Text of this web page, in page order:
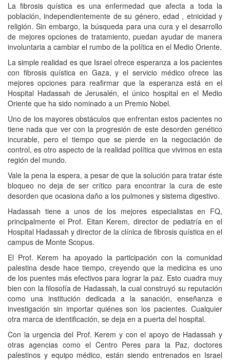
La fibrosis quística es una enfermedad que afecta a toda la
población, independientemente de su género, edad , etnicidad y
religión. Sin embargo, la búsqueda para una cura y el desarrollo
de mejores opciones de tratamiento, puedan ayudar de manera
involuntaria a cambiar el rumbo de la política en el Medio Oriente.
La simple realidad es que Israel ofrece esperanza a los pacientes
con fibrosis quística en Gaza, y el servicio médico ofrece las
mejores opciones para reafirmar que la esperanza está en el
Hospital Hadassah de Jerusalén, el único hospital en el Medio
Oriente que ha sido nominado a un Premio Nobel.
Uno de los mayores obstáculos que enfrentan estos pacientes no
tiene nada que ver con la progresión de este desorden genético
incurable, pero el tiempo que se pierde en la negociación de
control, es otro aspecto de la realidad política que vivimos en esta
región del mundo.
Vale la pena la espera, a pesar de que la solución para tratar éste
bloqueo no deja de ser crítico para encontrar la cura de este
desorden que ocasiona daño a los pulmones y sistema digestivo.
Hadassah tiene a unos de los mejores especialistas en FQ,
principalmente el Prof. Eitan Kerem, director de pediatría en el
Hospital Hadassah y director de la clínica de fibrosis quística en el
campus de Monte Scopus.
El Prof. Kerem ha apoyado la participación con la comunidad
palestina desde hace tiempo, creyendo que la medicina es uno
de los puentes más efectivos para lograr la paz. Esto cuadra muy
bien con la filosofía de Hadassah, la cual construyó su reputación
como una institución dedicada a la sanación, enseñanza e
investigación sin importar quiénes son los pacientes. Cualquier
otra marca de identificación, se deja en a puerta del hospital.
Con la urgencia del Prof. Kerem y con el apoyo de Hadassah y
otras agencias como el Centro Peres para la Paz, doctores
palestinos y equipo médico, están siendo entrenados en Israel